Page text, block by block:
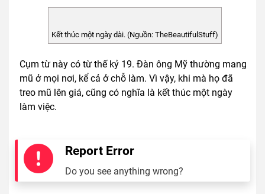
Kết thúc một ngày dài. (Nguồn: TheBeautifulStuff)
Cụm từ này có từ thế kỷ 19. Đàn ông Mỹ thường mang
mũ ở mọi nơi, kể cả ở chỗ làm. Vì vậy, khi mà họ đã
treo mũ lên giá, cũng có nghĩa là kết thúc một ngày
làm việc.
Report Error
Do you see anything wrong?